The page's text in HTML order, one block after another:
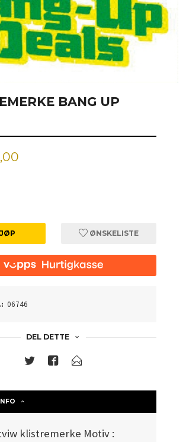
BANG UP
ØNSKELISTE
06746
DEL DETTE
klistremerke Motiv :